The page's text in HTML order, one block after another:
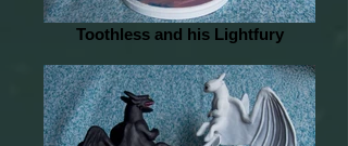
Toothless and his Lightfury